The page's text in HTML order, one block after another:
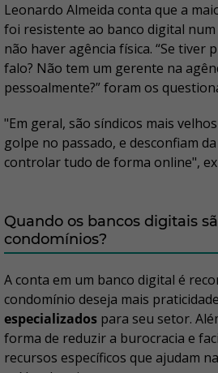
Leonardo Almeida conta que a
foi resistente ao banco digital
não haver agência física. “Se tiver
falo? Não tem um gerente na
pessoalmente?” foram os
"Em geral, são síndicos mais
golpe no passado, e desconfiam
controlar tudo de forma online",
Quando os bancos digitais
condomínios?
A conta em um banco digital é
condomínio deseja mais
especializados para seu setor.
forma de reduzir a burocracia e
recursos específicos que ajudam